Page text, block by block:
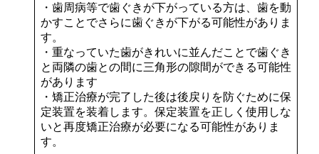
・歯周病等で歯ぐきが下がっている方は、歯を動
かすことでさらに歯ぐきが下がる可能性がありま
す。
・重なっていた歯がきれいに並んだことで歯ぐき
と両隣の歯との間に三角形の隙間ができる可能性
があります
・矯正治療が完了した後は後戻りを防ぐために保
定装置を装着します。保定装置を正しく使用しな
いと再度矯正治療が必要になる可能性がありま
す。